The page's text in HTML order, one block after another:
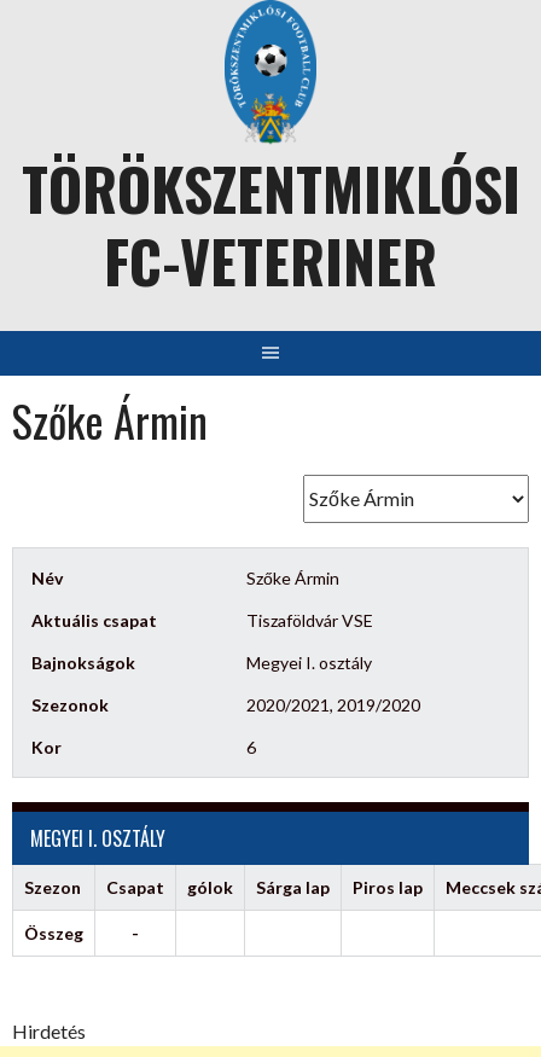
TÖRÖKSZENTMIKLÓSI
FC-VETERINER
Szőke Ármin
Név Szőke Ármin
Aktuális csapat Tiszaföldvár VSE
Bajnokságok Megyei I. osztály
Szezonok 2020/2021, 2019/2020
Kor 6
MEGYEI I. OSZTÁLY
Szezon Csapat gólok Sárga lap Piros lap Meccsek
Összeg -
Hirdetés